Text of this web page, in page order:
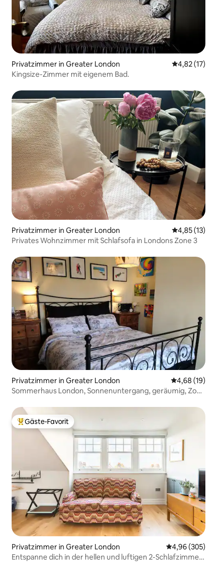
Privatzimmer in Greater London
4,82 (17)
Kingsize-Zimmer mit eigenem Bad.
Privatzimmer in Greater London
4,85 (13)
Privates Wohnzimmer mit Schlafsofa in Londons Zone 3
Privatzimmer in Greater London
4,68 (19)
Sommerhaus London, Sonnenuntergang, geräumig, Zone
Beliebter Gäste-Favorit.
Gäste-Favorit
Privatzimmer in Greater London
4,96 (305)
Entspanne dich in der hellen und luftigen 2-Schlafzimmer-